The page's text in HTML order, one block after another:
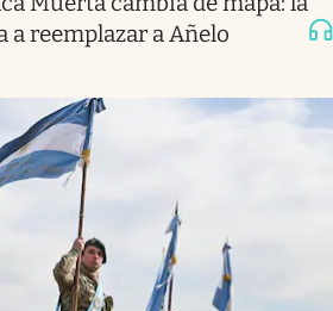
a reemplazar a Añelo